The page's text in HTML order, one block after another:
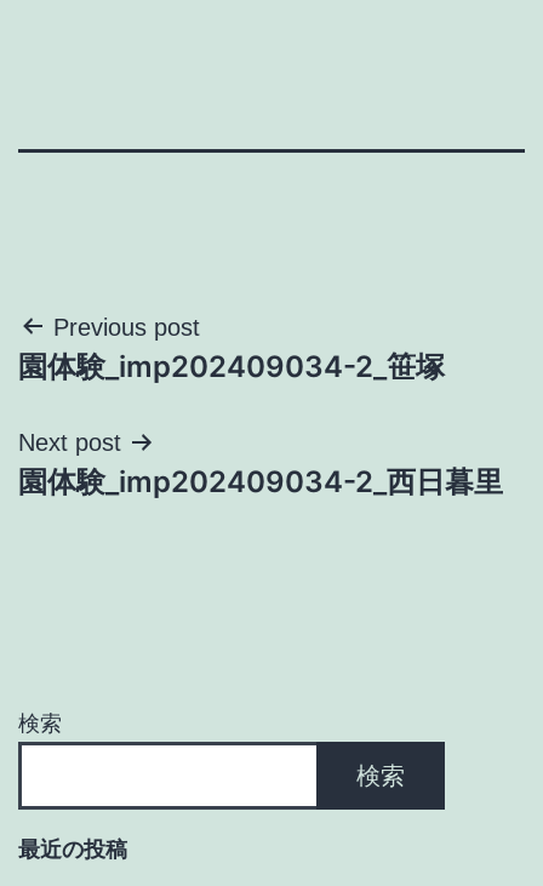
投
稿
ナ
ビ
ョ
Previous post
園体験_imp202409034-2_笹塚
Next post
園体験_imp202409034-2_西日暮里
検索
検索
最近の投稿